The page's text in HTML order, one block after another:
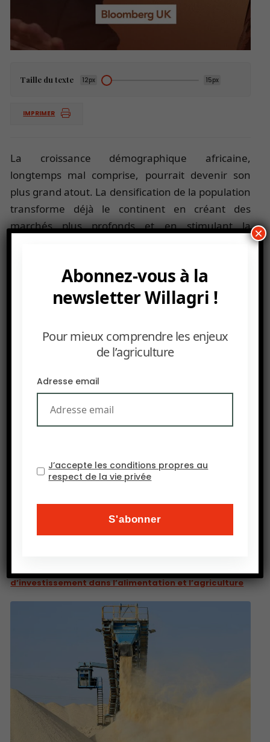
Taille du texte 12px 15px
IMPRIMER
La croissance démographique africaine,
longtemps mal comprise, pourrait devenir son
plus grand atout. La densification de la population
transforme déjà le continent en créant des
marchés plus profonds et en stimulant la
THE WALL STREET JOURNAL : Une nouvelle ère
d’investissement dans l’alimentation et l’agriculture
Abonnez-vous à la
newsletter Willagri !
Pour mieux comprendre les enjeux
de l’agriculture
Adresse email
J’accepte les conditions propres au
respect de la vie privée
×